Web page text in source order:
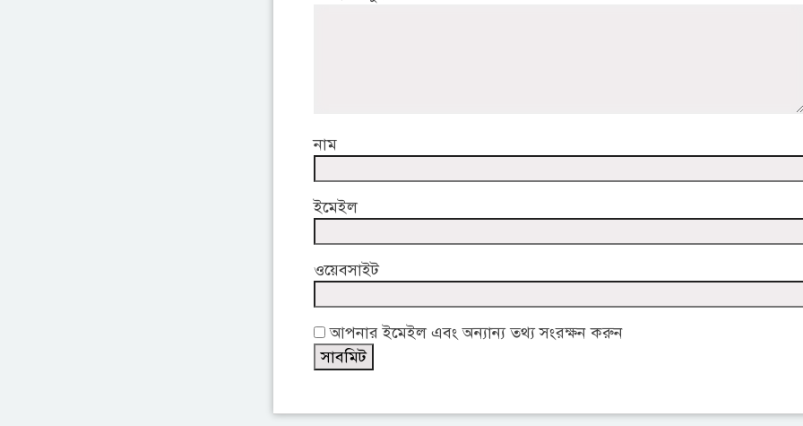
নাম
ইমেইল
ওয়েবসাইট
আপনার ইমেইল এবং অন্যান্য তথ্য সংরক্ষন করুন